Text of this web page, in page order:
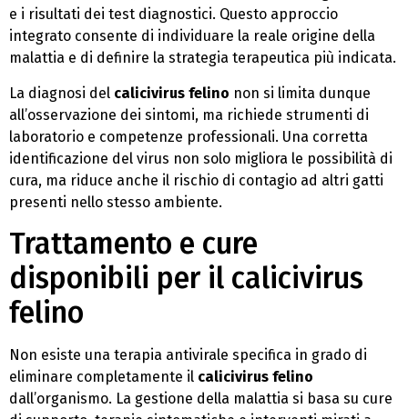
e i risultati dei test diagnostici. Questo approccio
integrato consente di individuare la reale origine della
malattia e di definire la strategia terapeutica più indicata.
La diagnosi del calicivirus felino non si limita dunque
all’osservazione dei sintomi, ma richiede strumenti di
laboratorio e competenze professionali. Una corretta
identificazione del virus non solo migliora le possibilità di
cura, ma riduce anche il rischio di contagio ad altri gatti
presenti nello stesso ambiente.
Trattamento e cure
disponibili per il calicivirus
felino
Non esiste una terapia antivirale specifica in grado di
eliminare completamente il calicivirus felino
dall’organismo. La gestione della malattia si basa su cure